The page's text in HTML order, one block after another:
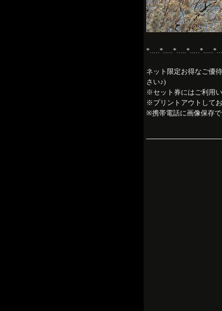
ネット限定お得なご優
さい♪)
※セット券にはご利用
※プリントアウトして
※携帯電話に画像保存